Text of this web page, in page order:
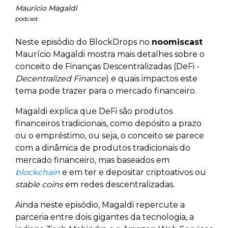
Maurício Magaldi
podcast
Neste episódio do BlockDrops no noomiscast
Maurício Magaldi mostra mais detalhes sobre o
conceito de Finanças Descentralizadas (DeFi -
Decentralized Finance) e quais impactos este
tema pode trazer para o mercado financeiro.
Magaldi explica que DeFi são produtos
financeiros tradicionais, como depósito a prazo
ou o empréstimo, ou seja, o conceito se parece
com a dinâmica de produtos tradicionais do
mercado financeiro, mas baseados em
blockchain e em ter e depositar criptoativos ou
stable coinsem redes descentralizadas.
Ainda neste episódio, Magaldi repercute a
parceria entre dois gigantes da tecnologia, a